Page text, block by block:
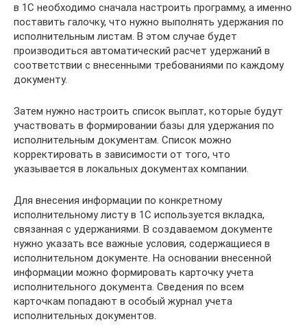
в 1С необходимо сначала настроить программу, а именно
поставить галочку, что нужно выполнять удержания по
исполнительным листам. В этом случае будет
производиться автоматический расчет удержаний в
соответствии с внесенными требованиями по каждому
документу.
Затем нужно настроить список выплат, которые будут
участвовать в формировании базы для удержания по
исполнительным документам. Список можно
корректировать в зависимости от того, что
указывается в локальных документах компании.
Для внесения информации по конкретному
исполнительному листу в 1С используется вкладка,
связанная с удержаниями. В создаваемом документе
нужно указать все важные условия, содержащиеся в
исполнительном документе. На основании внесенной
информации можно формировать карточку учета
исполнительного документа. Сведения по всем
карточкам попадают в особый журнал учета
исполнительных документов.